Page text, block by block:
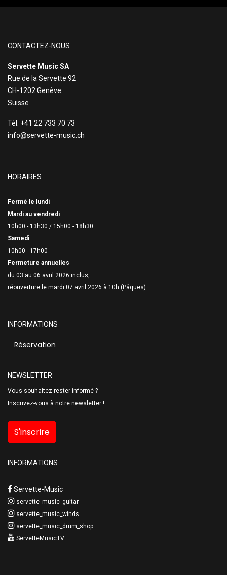
CONTACTEZ-NOUS
Servette Music SA
Rue de la Servette 92
CH-1202 Genève
Suisse
Tél. +41 22 733 70 73
info@servette-music.ch
HORAIRES
Fermé le lundi
Mardi au vendredi
10h00 - 13h30 / 15h00 - 18h30
Samedi
10h00 - 17h00
Fermeture annuelles
du 03 au 06 avril 2026 inclus,
réouverture le mardi 07 avril 2026 à 10h (Pâques)
INFORMATIONS
Réservation
NEWSLETTER
Vous souhaitez rester informé ?
Inscrivez-vous à notre newsletter !
S'inscrire
INFORMATIONS
Servette-Music
servette_music_guitar
servette_music_winds
servette_music_drum_shop
ServetteMusicTV